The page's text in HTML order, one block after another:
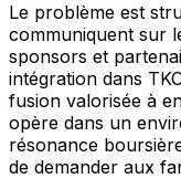
Le problème est
communiquent sur
sponsors et
intégration dans
fusion valorisée à
opère dans un
résonance
de demander aux